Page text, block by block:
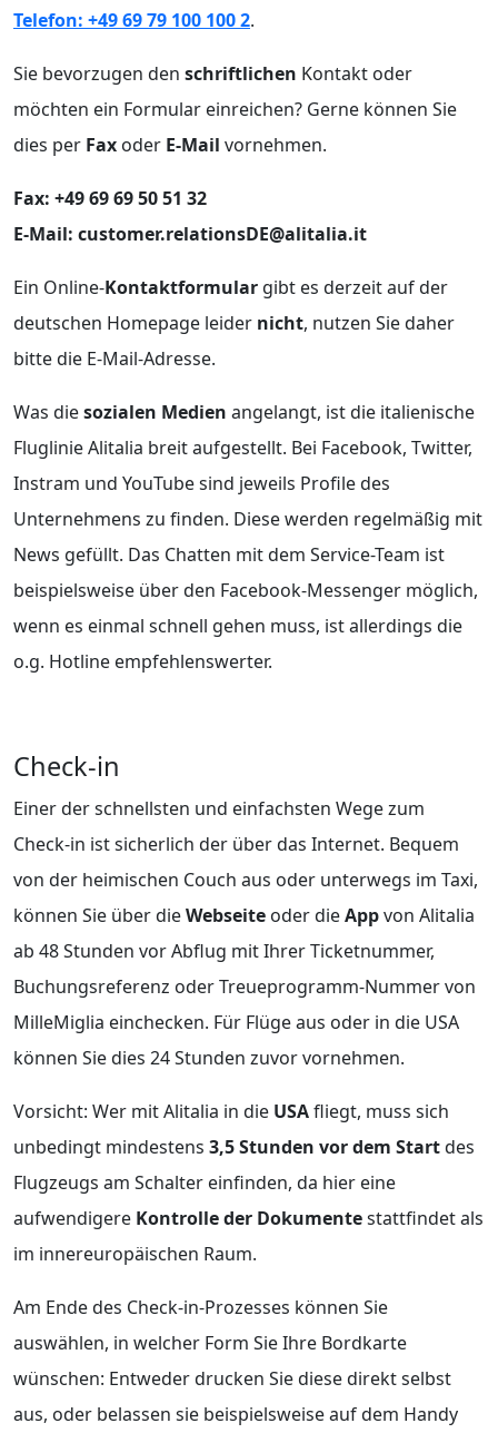
Telefon: +49 69 79 100 100 2.
Sie bevorzugen den schriftlichen Kontakt oder
möchten ein Formular einreichen? Gerne können Sie
dies per Fax oder E-Mail vornehmen.
Fax: +49 69 69 50 51 32
E-Mail: customer.relationsDE@alitalia.it
Ein Online-Kontaktformular gibt es derzeit auf der
deutschen Homepage leider nicht, nutzen Sie daher
bitte die E-Mail-Adresse.
Was diesozialen Medien angelangt, ist die italienische
Fluglinie Alitalia breit aufgestellt. Bei Facebook, Twitter,
Instram und YouTube sind jeweils Profile des
Unternehmens zu finden. Diese werden regelmäßig mit
News gefüllt. Das Chatten mit dem Service-Team ist
beispielsweise über den Facebook-Messenger möglich,
wenn es einmal schnell gehen muss, ist allerdings die
o.g. Hotline empfehlenswerter.
Check-in
Einer der schnellsten und einfachsten Wege zum
Check-in ist sicherlich der über das Internet. Bequem
von der heimischen Couch aus oder unterwegs im Taxi,
können Sie über dieWebseite oder dieAppvon Alitalia
ab 48 Stunden vor Abflug mit Ihrer Ticketnummer,
Buchungsreferenz oder Treueprogramm-Nummer von
MilleMiglia einchecken. Für Flüge aus oder in die USA
können Sie dies 24 Stunden zuvor vornehmen.
Vorsicht: Wer mit Alitalia in die USAfliegt, muss sich
unbedingt mindestens 3,5 Stunden vor dem Startdes
Flugzeugs am Schalter einfinden, da hier eine
aufwendigere Kontrolle der Dokumentestattfindet als
im innereuropäischen Raum.
Am Ende des Check-in-Prozesses können Sie
auswählen, in welcher Form Sie Ihre Bordkarte
wünschen: Entweder drucken Sie diese direkt selbst
aus, oder belassen sie beispielsweise auf dem Handy